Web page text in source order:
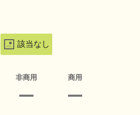
該当なし
非商用 商用